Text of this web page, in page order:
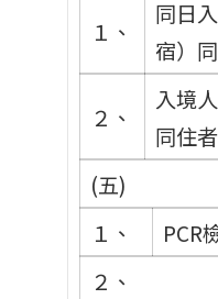
１、
同日
宿）
２、
入境
同住
(五)
１、
PCR
２、